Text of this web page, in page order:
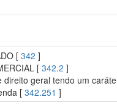
[342 ]
[342.2 ]
direito geral tendo um
[342.251 ]